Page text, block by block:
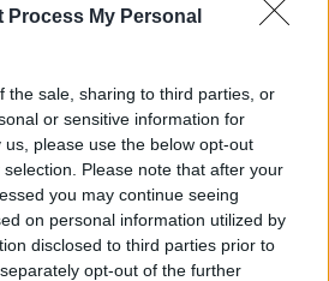
Process My Personal
the sale, sharing to third parties, or
or sensitive information for
please use the below opt-out
Please note that after your
you may continue seeing
on personal information utilized by
disclosed to third parties prior to
opt-out of the further
ΔΙΑΦΗΜΙΣΗ